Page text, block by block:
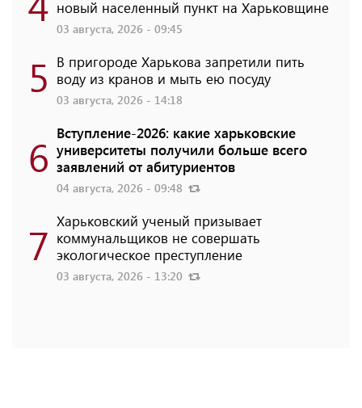
новый населенный пункт на Харьковщине
03 августа, 2026 - 09:45
5 В пригороде Харькова запретили пить
воду из кранов и мыть ею посуду
03 августа, 2026 - 14:18
6 Вступление-2026: какие харьковские
университеты получили больше всего
заявлений от абитуриентов
04 августа, 2026 - 09:48
7 Харьковский ученый призывает
коммунальщиков не совершать
экологическое преступление
03 августа, 2026 - 13:20